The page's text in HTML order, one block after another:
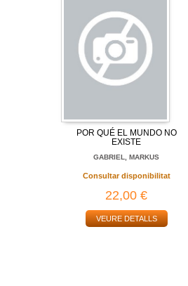
POR QUÉ EL MUNDO NO
EXISTE
GABRIEL, MARKUS
Consultar disponibilitat
22,00 €
VEURE DETALLS